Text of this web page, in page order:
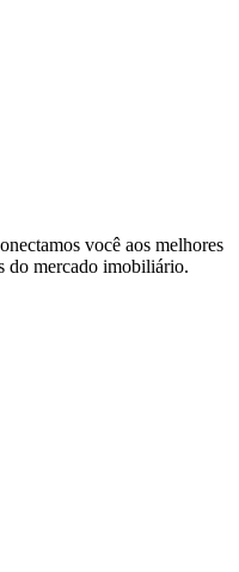
você aos melhores
do mercado imobiliário.